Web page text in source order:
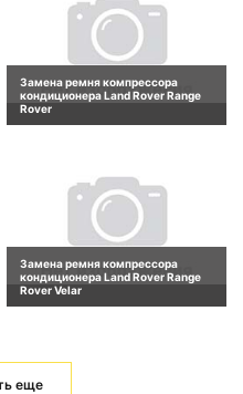
Замена ремня компрессора
кондиционера Land Rover Range
Rover
Замена ремня компрессора
кондиционера Land Rover Range
Rover Velar
еще